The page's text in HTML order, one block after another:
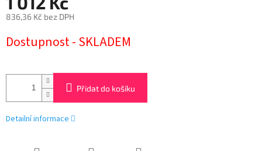
836,36 Kč bez DPH
cena:
Dostupnost - SKLADEM
Přidat do košíku
Detailní informace